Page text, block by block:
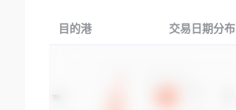
目的港 交易日期分布